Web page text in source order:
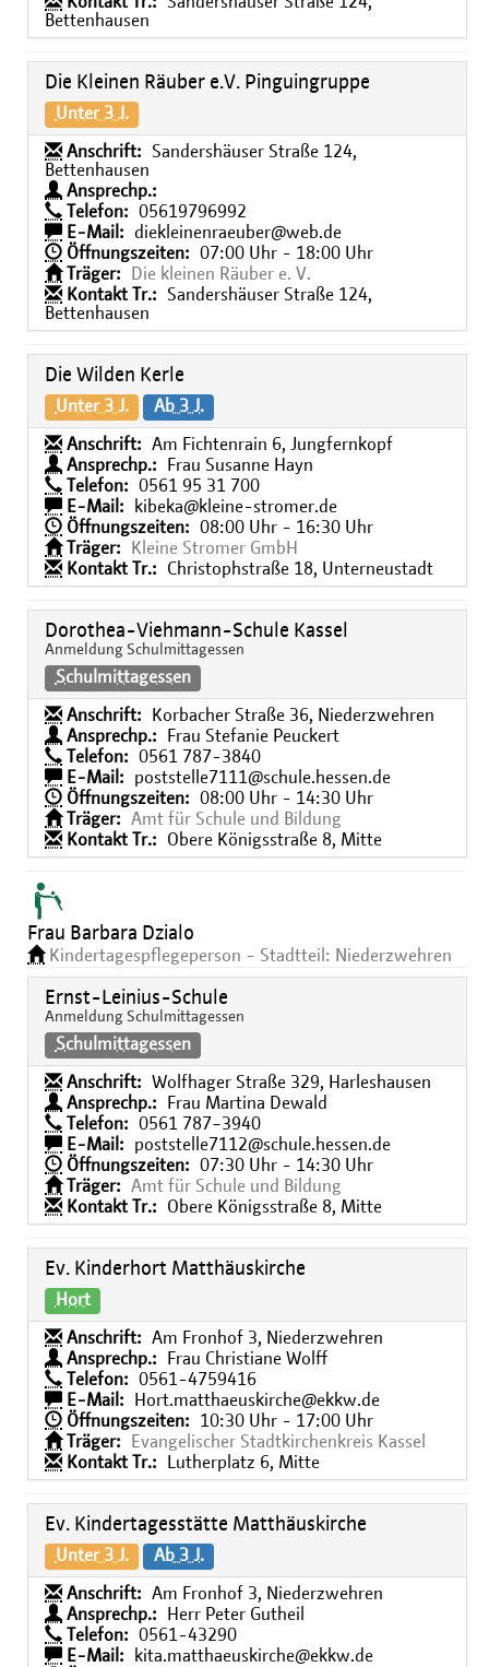
Bettenhausen
Die Kleinen Räuber e.V. Pinguingruppe
Unter 3 J.
Anschrift:
Sandershäuser Straße 124,
Bettenhausen
Ansprechp.:
Telefon:
05619796992
E-Mail:
diekleinenraeuber@web.de
Öffnungszeiten:
07:00 Uhr - 18:00 Uhr
Träger:
Die kleinen Räuber e. V.
Kontakt Tr.:
Sandershäuser Straße 124,
Bettenhausen
Die Wilden Kerle
Unter 3 J. Ab 3 J.
Anschrift:
Am Fichtenrain 6, Jungfernkopf
Ansprechp.:
Frau Susanne Hayn
Telefon:
0561 95 31 700
E-Mail:
kibeka@kleine-stromer.de
Öffnungszeiten:
08:00 Uhr - 16:30 Uhr
Träger:
Kleine Stromer GmbH
Kontakt Tr.:
Christophstraße 18, Unterneustadt
Dorothea-Viehmann-Schule Kassel
Anmeldung Schulmittagessen
Schulmittagessen
Anschrift:
Korbacher Straße 36, Niederzwehren
Ansprechp.:
Frau Stefanie Peuckert
Telefon:
0561 787-3840
E-Mail:
poststelle7111@schule.hessen.de
Öffnungszeiten:
08:00 Uhr - 14:30 Uhr
Träger:
Amt für Schule und Bildung
Kontakt Tr.:
Obere Königsstraße 8, Mitte
Frau Barbara Dzialo
Kindertagespflegeperson - Stadtteil: Niederzwehren
Ernst-Leinius-Schule
Anmeldung Schulmittagessen
Schulmittagessen
Anschrift:
Wolfhager Straße 329, Harleshausen
Ansprechp.:
Frau Martina Dewald
Telefon:
0561 787−3940
E-Mail:
poststelle7112@schule.hessen.de
Öffnungszeiten:
07:30 Uhr - 14:30 Uhr
Träger:
Amt für Schule und Bildung
Kontakt Tr.:
Obere Königsstraße 8, Mitte
Ev. Kinderhort Matthäuskirche
Hort
Anschrift:
Am Fronhof 3, Niederzwehren
Ansprechp.:
Frau Christiane Wolff
Telefon:
0561-4759416
E-Mail:
Hort.matthaeuskirche@ekkw.de
Öffnungszeiten:
10:30 Uhr - 17:00 Uhr
Träger:
Evangelischer Stadtkirchenkreis Kassel
Kontakt Tr.:
Lutherplatz 6, Mitte
Ev. Kindertagesstätte Matthäuskirche
Unter 3 J. Ab 3 J.
Anschrift:
Am Fronhof 3, Niederzwehren
Ansprechp.:
Herr Peter Gutheil
Telefon:
0561-43290
E-Mail:
kita.matthaeuskirche@ekkw.de